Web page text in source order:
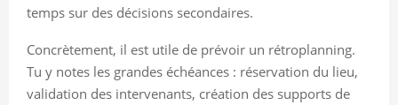
temps sur des décisions secondaires.
Concrètement, il est utile de prévoir un rétroplanning.
Tu y notes les grandes échéances : réservation du lieu,
validation des intervenants, création des supports de